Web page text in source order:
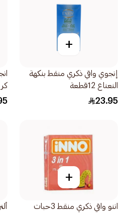
+
إنجوي واقي ذكري منقط بنكهة
النعناع 12قطعة
23.95
+
اننو واقي ذكري منقط 3حبات